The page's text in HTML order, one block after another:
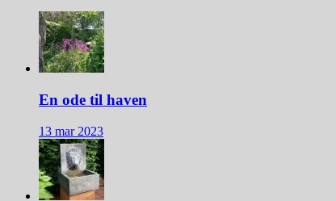
En ode til haven
13 mar 2023